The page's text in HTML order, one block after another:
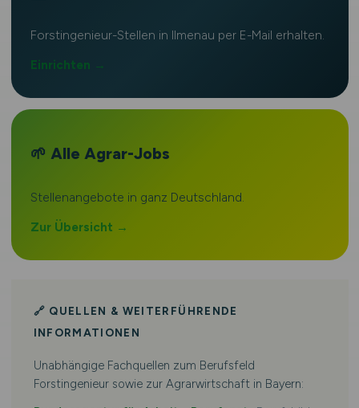
Forstingenieur-Stellen in Ilmenau per E-Mail erhalten.
Einrichten →
🌱 Alle Agrar-Jobs
Stellenangebote in ganz Deutschland.
Zur Übersicht →
🔗 QUELLEN & WEITERFÜHRENDE
INFORMATIONEN
Unabhängige Fachquellen zum Berufsfeld
Forstingenieur sowie zur Agrarwirtschaft in Bayern: